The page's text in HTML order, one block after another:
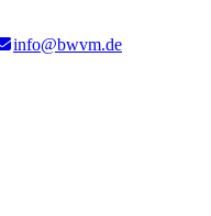
info@bwvm.de